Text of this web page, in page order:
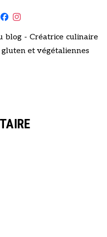
blog - Créatrice culinaire
gluten et végétaliennes